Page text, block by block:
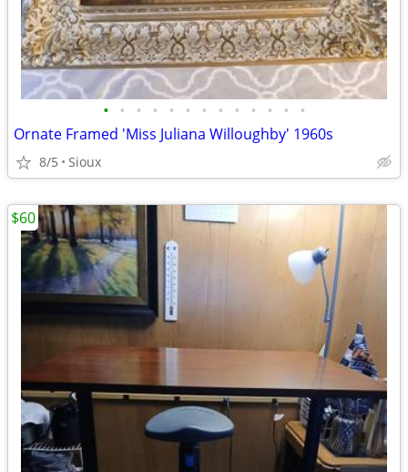
• • • • • • • • • • • • •
Ornate Framed 'Miss Juliana Willoughby' 1960s
8/5 Sioux
$60